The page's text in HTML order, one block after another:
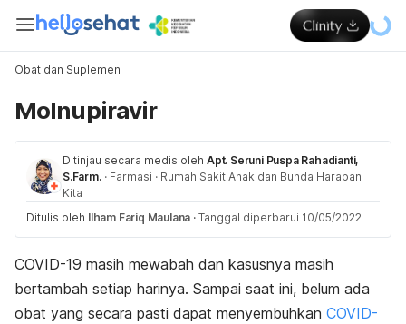
Obat dan Suplemen
Molnupiravir
Ditinjau secara medis oleh Apt. Seruni Puspa Rahadianti,
S.Farm. · Farmasi · Rumah Sakit Anak dan Bunda Harapan
Kita
Ditulis oleh Ilham Fariq Maulana · Tanggal diperbarui 10/05/2022
COVID-19 masih mewabah dan kasusnya masih
bertambah setiap harinya. Sampai saat ini, belum ada
obat yang secara pasti dapat menyembuhkan COVID-